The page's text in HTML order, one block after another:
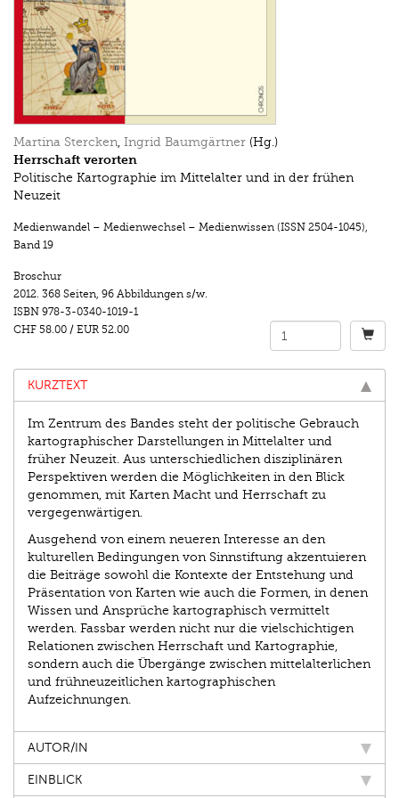
Martina Stercken, Ingrid Baumgärtner (Hg.)
Herrschaft verorten
Politische Kartographie im Mittelalter und in der frühen
Neuzeit
Medienwandel – Medienwechsel – Medienwissen (ISSN 2504-1045),
Band 19
Broschur
2012. 368 Seiten, 96 Abbildungen s/w.
ISBN 978-3-0340-1019-1
CHF 58.00 / EUR 52.00
KURZTEXT
Im Zentrum des Bandes steht der politische Gebrauch
kartographischer Darstellungen in Mittelalter und
früher Neuzeit. Aus unterschiedlichen disziplinären
Perspektiven werden die Möglichkeiten in den Blick
genommen, mit Karten Macht und Herrschaft zu
vergegenwärtigen.
Ausgehend von einem neueren Interesse an den
kulturellen Bedingungen von Sinnstiftung akzentuieren
die Beiträge sowohl die Kontexte der Entstehung und
Präsentation von Karten wie auch die Formen, in denen
Wissen und Ansprüche kartographisch vermittelt
werden. Fassbar werden nicht nur die vielschichtigen
Relationen zwischen Herrschaft und Kartographie,
sondern auch die Übergänge zwischen mittelalterlichen
und frühneuzeitlichen kartographischen
Aufzeichnungen.
AUTOR/IN
EINBLICK